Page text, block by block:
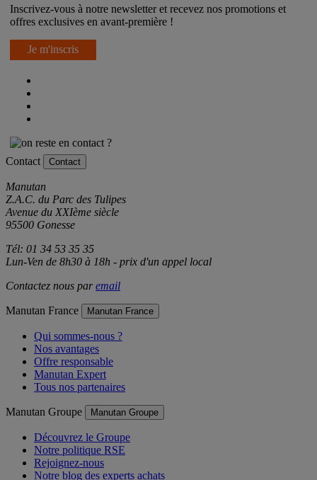
Inscrivez-vous à notre newsletter et recevez nos promotions et
offres exclusives en avant-première !
Je m'inscris
Contact Contact
Manutan
Z.A.C. du Parc des Tulipes
Avenue du XXIème siècle
95500 Gonesse
Tél: 01 34 53 35 35
Lun-Ven de 8h30 à 18h - prix d'un appel local
Contactez nous paremail
Manutan France Manutan France
Qui sommes-nous ?
Nos avantages
Offre responsable
Manutan Expert
Tous nos partenaires
Manutan Groupe Manutan Groupe
Découvrez le Groupe
Notre politique RSE
Rejoignez-nous
Notre blog des experts achats